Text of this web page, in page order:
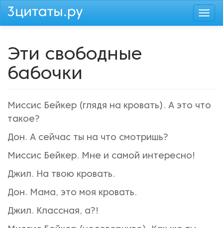
Перейти
Эти свободные
бабочки
Миссис Бейкер (глядя на кровать). А это что
такое?
Дон. А сейчас ты на что смотришь?
Миссис Бейкер. Мне и самой интересно!
Джил. На твою кровать.
Дон. Мама, это моя кровать.
Джил. Классная, а?!